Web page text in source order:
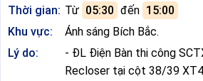
Thời gian: Từ 05:30 đến 15:00
Khu vực:
Ánh sáng Bích Bắc.
Lý do:
- ĐL Điện Bàn thi công
Recloser tại cột 38/39